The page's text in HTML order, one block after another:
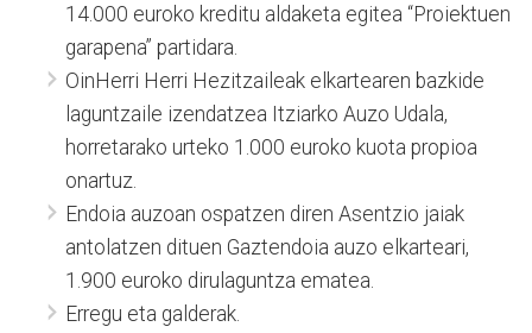
14.000 euroko kreditu aldaketa egitea “Proiektuen
garapena” partidara.
OinHerri Herri Hezitzaileak elkartearen bazkide
laguntzaile izendatzea Itziarko Auzo Udala,
horretarako urteko 1.000 euroko kuota propioa
onartuz.
Endoia auzoan ospatzen diren Asentzio jaiak
antolatzen dituen Gaztendoia auzo elkarteari,
1.900 euroko dirulaguntza ematea.
Erregu eta galderak.